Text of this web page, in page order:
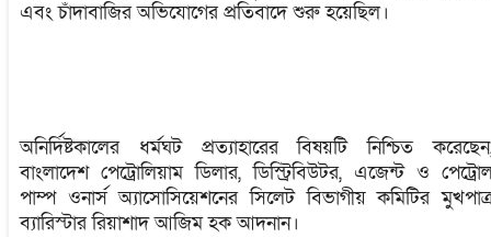
এবং চাঁদাবাজির অভিযোগের প্রতিবাদে শুরু হয়েছিল।
অনির্দিষ্টকালের ধর্মঘট প্রত্যাহারের বিষয়টি নিশ্চিত
বাংলাদেশ পেট্রোলিয়াম ডিলার, ডিস্ট্রিবিউটর, এজেন্ট ও
পাম্প ওনার্স অ্যাসোসিয়েশনের সিলেট বিভাগীয় কমিটির
ব্যারিস্টার রিয়াশাদ আজিম হক আদনান।